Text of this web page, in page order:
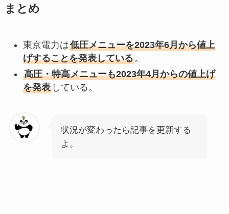
まとめ
東京電力は低圧メニューを2023年6月から値上
げすることを発表している。
高圧・特高メニューも2023年4月からの値上げ
を発表している。
状況が変わったら記事を更新する
よ。